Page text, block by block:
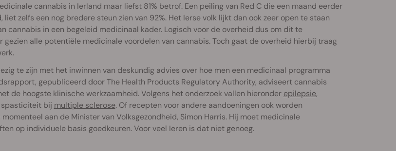
cannabis in Ierland maar liefst 81% betrof. Een peiling van Red C die een maand eerder
zelfs een nog bredere steun zien van 92%. Het Ierse volk lijkt dan ook zeer open te staan
cannabis in een begeleid medicinaal kader. Logisch voor de overheid dus om dit te
gezien alle potentiële medicinale voordelen van cannabis. Toch gaat de overheid hierbij traag
te zijn met het inwinnen van deskundig advies over hoe men een medicinaal programma
gepubliceerd door The Health Products Regulatory Authority, adviseert cannabis
de hoogste klinische werkzaamheid. Volgens het onderzoek vallen hieronder epilepsie,
bij multiple sclerose. Of recepten voor andere aandoeningen ook worden
aan de Minister van Volksgezondheid, Simon Harris. Hij moet medicinale
op individuele basis goedkeuren. Voor veel Ieren is dat niet genoeg.